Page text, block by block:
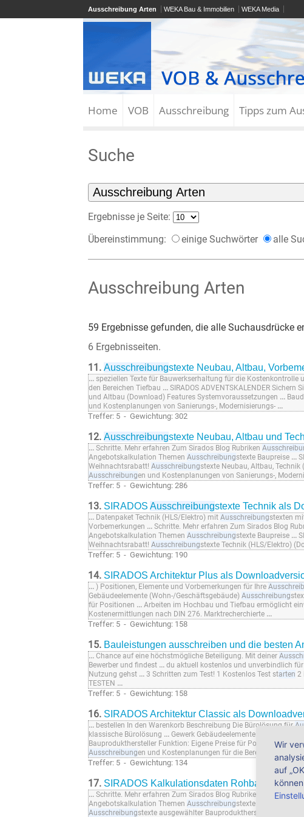
Ausschreibung Arten WEKA Bau & Immobilien WEKA Media
Home VOB Ausschreibung Tipps zum
Suche
Ergebnisse je Seite:
Übereinstimmung:
einige Suchwörter alle
Ausschreibung Arten
59 Ergebnisse gefunden, die alle Suchausdrücke
6 Ergebnisseiten.
11. Ausschreibungstexte Neubau, Altbau,
... speziellen Texte für Bauwerkserhaltung für die Kostenkontrolle
den Bereichen Tiefbau ... SIRADOS ADVENTSKALENDER Sichern
und Altbau (Download) Features Systemvoraussetzungen ...
und Kostenplanungen von Sanierungs-, Modernisierungs- ...
Treffer: 5 - Gewichtung: 302
12. Ausschreibungstexte Neubau, Altbau und
... Schritte. Mehr erfahren Zum Sirados Blog Rubriken
Angebotskalkulation Themen Ausschreibungstexte Baupreise ...
Weihnachtsrabatt! Ausschreibungstexte Neubau, Altbau, Technik
Ausschreibungen und Kostenplanungen von Sanierungs-,
Treffer: 5 - Gewichtung: 286
13. SIRADOS Ausschreibungstexte Technik als
... Datenpaket Technik (HLS/Elektro) mit Ausschreibungstexten
Vorbemerkungen ... Schritte. Mehr erfahren Zum Sirados Blog
Angebotskalkulation Themen Ausschreibungstexte Baupreise ...
Weihnachtsrabatt! Ausschreibungstexte Technik (HLS/Elektro)
Treffer: 5 - Gewichtung: 190
14. SIRADOS Architektur Plus als
... ) Positionen, Elemente und Vorbemerkungen für Ihre
Gebäudeelemente (Wohn-/Geschäftsgebäude) Ausschreibung
für Positionen ... Arbeiten im Hochbau und Tiefbau ermöglicht
Kostenermittlungen nach DIN 276. Marktrecherchierte ...
Treffer: 5 - Gewichtung: 158
15. Bauleistungen ausschreiben und die besten
... Chance auf eine höchstmögliche Beteiligung. Mit deiner
Bewerber und findest ... du aktuell kostenlos und unverbindlich für
Nutzung gehst ... 3 Schritten zum Test! 1 Kostenlos Test starten 2
TESTEN ...
Treffer: 5 - Gewichtung: 158
16. SIRADOS Architektur Classic als
... bestellen In den Warenkorb Beschreibung Die Bürolösung für
klassische Bürolösung ... Gewerk Gebäudeelemente (Wohn-/
Bauprodukthersteller Funktion: Eigene Preise für Positionen...
Ausschreibungen und Kostenplanungen für die Bereiche Neubau,
Treffer: 5 - Gewichtung: 134
17. SIRADOS Kalkulationsdaten Rohbau als
... Schritte. Mehr erfahren Zum Sirados Blog Rubriken
Angebotskalkulation Themen Ausschreibungstexte Baupreise
Ausschreibungstexte ausgewählter Bauprodukthersteller
Wir
auf